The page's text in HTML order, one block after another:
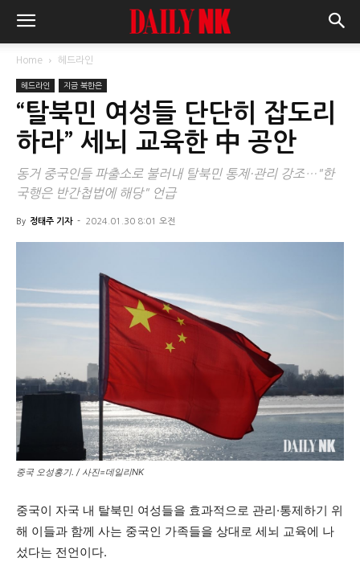
Home 헤드라인
헤드라인 지금 북한은
“탈북민 여성들 단단히 잡도리
하라” 세뇌 교육한 中 공안
동거 중국인들 파출소로 불러내 탈북민 통제·관리 강조…"한
국행은 반간첩법에 해당" 언급
By 정태주 기자 - 2024.01.30 8:01 오전
중국 오성홍기. / 사진=데일리NK
중국이 자국 내 탈북민 여성들을 효과적으로 관리·통제하기 위
해 이들과 함께 사는 중국인 가족들을 상대로 세뇌 교육에 나
섰다는 전언이다.